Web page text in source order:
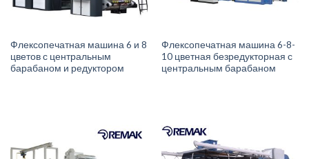
Флексопечатная машина 6 и 8
цветов с центральным
барабаном и редуктором
Флексопечатная машина 6-8-
10 цветная безредукторная с
центральным барабаном